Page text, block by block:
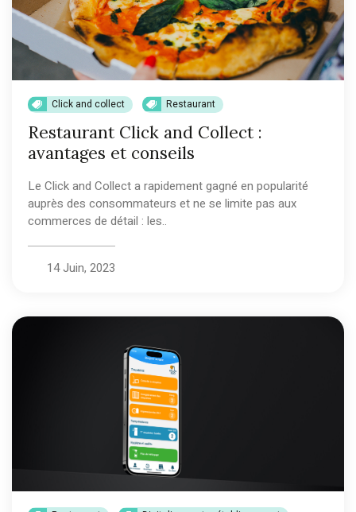
Click and collect Restaurant
Restaurant Click and Collect :
avantages et conseils
Le Click and Collect a rapidement gagné en popularité
auprès des consommateurs et ne se limite pas aux
commerces de détail : les..
14 Juin, 2023